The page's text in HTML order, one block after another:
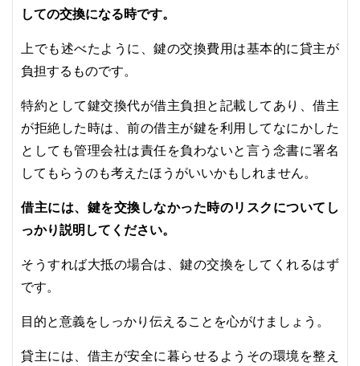
しての交換になる時です。
上でも述べたように、鍵の交換費用は基本的に貸主が
負担するものです。
特約として鍵交換代が借主負担と記載してあり、借主
が拒絶した時は、前の借主が鍵を利用してなにかした
としても管理会社は責任を負わないと言う念書に署名
してもらうのも考えたほうがいいかもしれません。
借主には、鍵を交換しなかった時のリスクについてし
っかり説明してください。
そうすれば大抵の場合は、鍵の交換をしてくれるはず
です。
目的と意義をしっかり伝えることを心がけましょう。
貸主には、借主が安全に暮らせるようその環境を整え